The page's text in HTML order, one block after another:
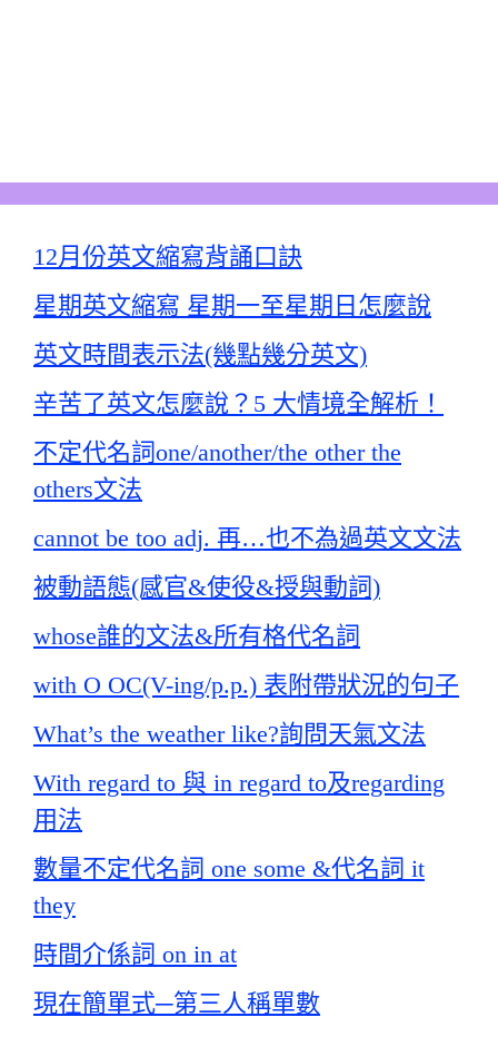
12月份英文縮寫背誦口訣
星期英文縮寫 星期一至星期日怎麼說
英文時間表示法(幾點幾分英文)
辛苦了英文怎麼說？5 大情境全解析！
不定代名詞one/another/the other the
others文法
cannot be too adj. 再…也不為過英文文法
被動語態(感官&使役&授與動詞)
whose誰的文法&所有格代名詞
with O OC(V-ing/p.p.) 表附帶狀況的句子
What’s the weather like?詢問天氣文法
With regard to 與 in regard to及regarding
用法
數量不定代名詞 one some &代名詞 it
they
時間介係詞 on in at
現在簡單式─第三人稱單數